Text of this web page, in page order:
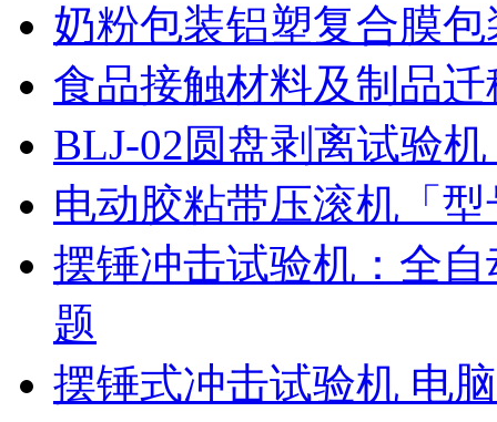
奶粉包装铝塑复合膜
食品接触材料及制品
BLJ-02圆盘剥离试验
电动胶粘带压滚机「
摆锤冲击试验机：全
题
摆锤式冲击试验机 电